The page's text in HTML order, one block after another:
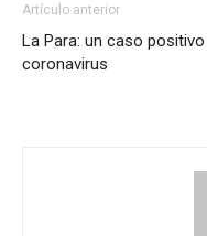
Artículo anterior
La Para: un caso positivo
coronavirus